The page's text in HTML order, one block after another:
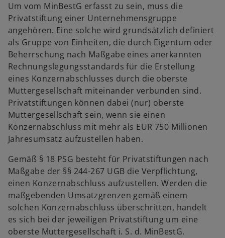
Um vom MinBestG erfasst zu sein, muss die
Privatstiftung einer Unternehmensgruppe
angehören. Eine solche wird grundsätzlich definiert
als Gruppe von Einheiten, die durch Eigentum oder
Beherrschung nach Maßgabe eines anerkannten
Rechnungslegungsstandards für die Erstellung
eines Konzernabschlusses durch die oberste
Muttergesellschaft miteinander verbunden sind.
Privatstiftungen können dabei (nur) oberste
Muttergesellschaft sein, wenn sie einen
Konzernabschluss mit mehr als EUR 750 Millionen
Jahresumsatz aufzustellen haben.
Gemäß § 18 PSG besteht für Privatstiftungen nach
Maßgabe der §§ 244-267 UGB die Verpflichtung,
einen Konzernabschluss aufzustellen. Werden die
maßgebenden Umsatzgrenzen gemäß einem
solchen Konzernabschluss überschritten, handelt
es sich bei der jeweiligen Privatstiftung um eine
oberste Muttergesellschaft i. S. d. MinBestG.